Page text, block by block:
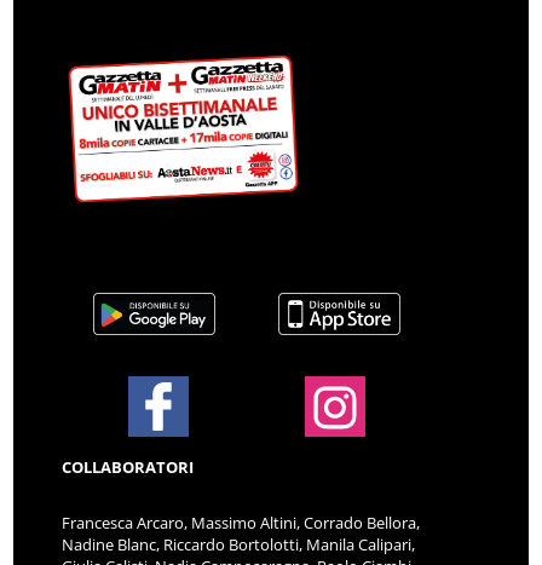
COLLABORATORI
Francesca Arcaro, Massimo Altini, Corrado Bellora,
Nadine Blanc, Riccardo Bortolotti, Manila Calipari,